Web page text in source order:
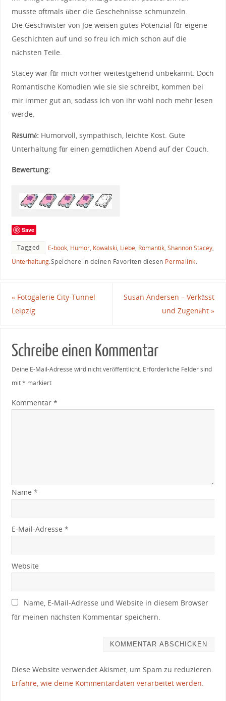
musste oftmals über die Geschehnisse schmunzeln.
Die Geschwister von Joe weisen gutes Potenzial für eigene
Geschichten auf und so freu ich mich schon auf die
nächsten Teile.
Stacey war für mich vorher weitestgehend unbekannt. Doch
Romantische Komödien wie sie sie schreibt, kommen bei
mir immer gut an, sodass ich von ihr wohl noch mehr lesen
werde.
Résumé: Humorvoll, sympathisch, leichte Kost. Gute
Unterhaltung für einen gemütlichen Abend auf der Couch.
Bewertung:
Save
Tagged E-book, Humor, Kowalski, Liebe, Romantik, Shannon Stacey,
Unterhaltung.Speichere in deinen Favoriten diesen Permalink.
«Fotogalerie City-Tunnel
Leipzig
Susan Andersen – Verküsst
und Zugenäht»
Schreibe einen Kommentar
Deine E-Mail-Adresse wird nicht veröffentlicht. Erforderliche Felder sind
mit* markiert
Kommentar *
Name *
E-Mail-Adresse *
Website
Name, E-Mail-Adresse und Website in diesem Browser
für meinen nächsten Kommentar speichern.
Diese Website verwendet Akismet, um Spam zu reduzieren.
Erfahre, wie deine Kommentardaten verarbeitet werden.